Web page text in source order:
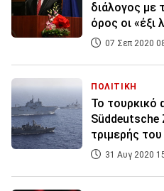
διάλογος με
όρος οι «έξι
07 Σεπ 2020
ΠΟΛΙΤΙΚΗ
Το τουρκικό
Süddeutsche
τριμερής
31 Αυγ 2020